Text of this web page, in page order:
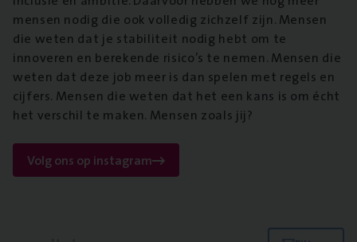
mensen nodig die ook volledig zichzelf zijn. Mensen
die weten dat je stabiliteit nodig hebt om te
innoveren en berekende risico’s te nemen. Mensen die
weten dat deze job meer is dan spelen met regels en
cijfers. Mensen die weten dat het een kans is om écht
het verschil te maken. Mensen zoals jij?
Volg ons op instagram